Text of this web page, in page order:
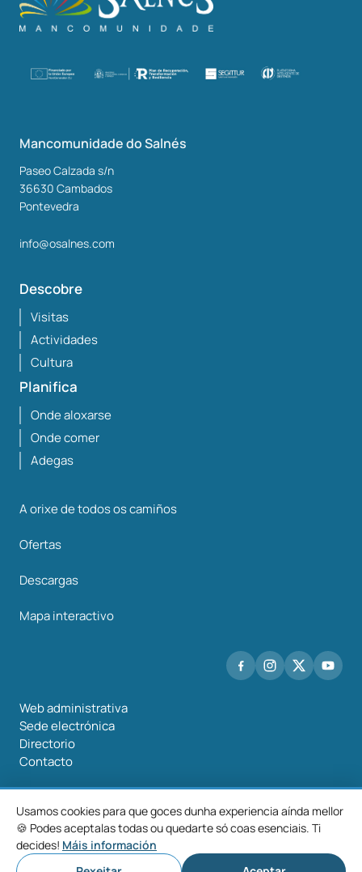
Mancomunidade do Salnés
Paseo Calzada s/n
36630 Cambados
Pontevedra
info@osalnes.com
Descobre
Visitas
Actividades
Cultura
Planifica
Onde aloxarse
Onde comer
Adegas
A orixe de todos os camiños
Ofertas
Descargas
Mapa interactivo
Web administrativa
Sede electrónica
Directorio
Contacto
©2026 Mancomunidade O Salnés
Aviso
Política de
Política de
Configurar
Usamos cookies para que goces dunha experiencia aínda mellor
🍪 Podes aceptalas todas ou quedarte só coas esenciais. Ti
decides! Máis información